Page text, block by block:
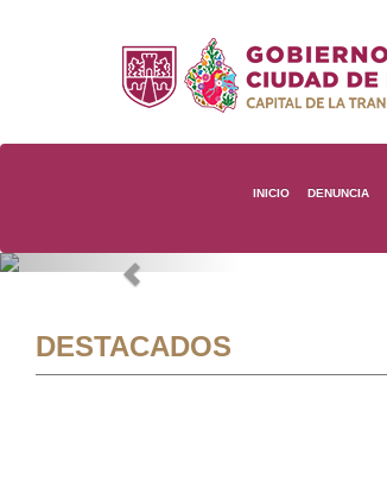
INICIO DENUNCIA
Previous
DESTACADOS